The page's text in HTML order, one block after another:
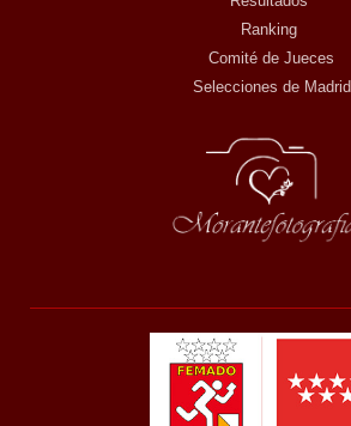
Ranking
Comité de Jueces
Selecciones de Madrid